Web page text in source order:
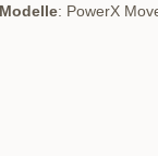
: PowerX